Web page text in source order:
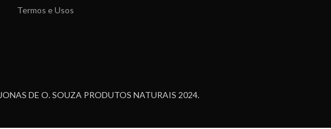
Termos e Usos
JONAS DE O. SOUZA PRODUTOS NATURAIS 2024.